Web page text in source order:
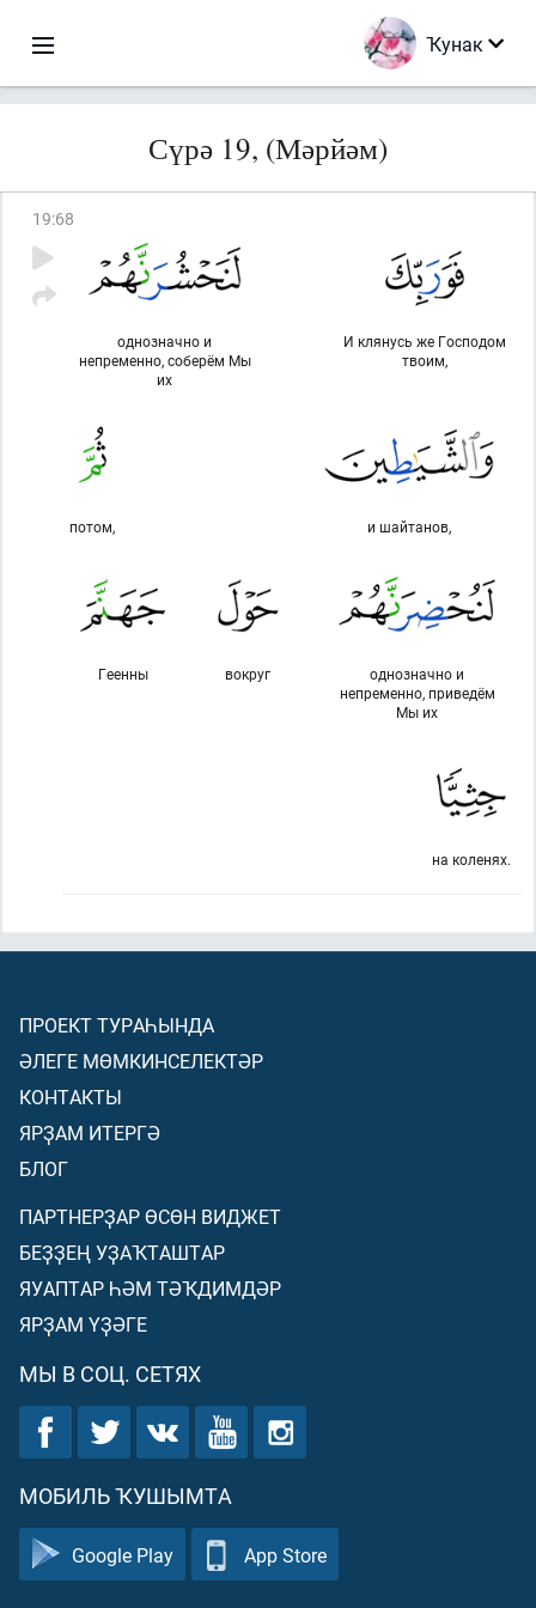
Ҡунак
Сүрә 19, (Мәрйәм)
19:68
И клянусь же Господом
твоим,
однозначно и
непременно, соберём Мы
их
и шайтанов,
потом,
однозначно и
непременно, приведём
Мы их
вокруг
Геенны
на коленях.
ПРОЕКТ ТУРАҺЫНДА
ӘЛЕГЕ МӨМКИНСЕЛЕКТӘР
КОНТАКТЫ
ЯРҘАМ ИТЕРГӘ
БЛОГ
ПАРТНЕРҘАР ӨСӨН ВИДЖЕТ
БЕҘҘЕҢ УҘАҠТАШТАР
ЯУАПТАР ҺӘМ ТӘҠДИМДӘР
ЯРҘАМ ҮҘӘГЕ
МЫ В СОЦ. СЕТЯХ
МОБИЛЬ ҠУШЫМТА
Google Play App Store